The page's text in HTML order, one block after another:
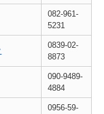
082-961-
5231
0839-02-
8873
090-9489-
4884
0956-59-